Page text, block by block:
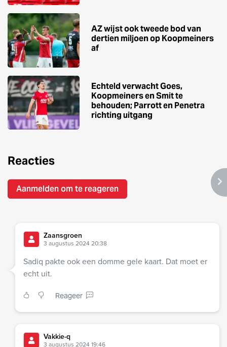
AZ wijst ook tweede bod van
dertien miljoen op Koopmeiners
af
Echteld verwacht Goes,
Koopmeiners en Smit te
behouden; Parrott en Penetra
richting uitgang
Reacties
Aanmelden om te reageren
Zaansgroen
3 augustus 2024 20:38
Sadiq pakte ook een domme gele kaart. Dat moet er
echt uit.
Reageer
Vakkie-q
3 augustus 2024 19:46